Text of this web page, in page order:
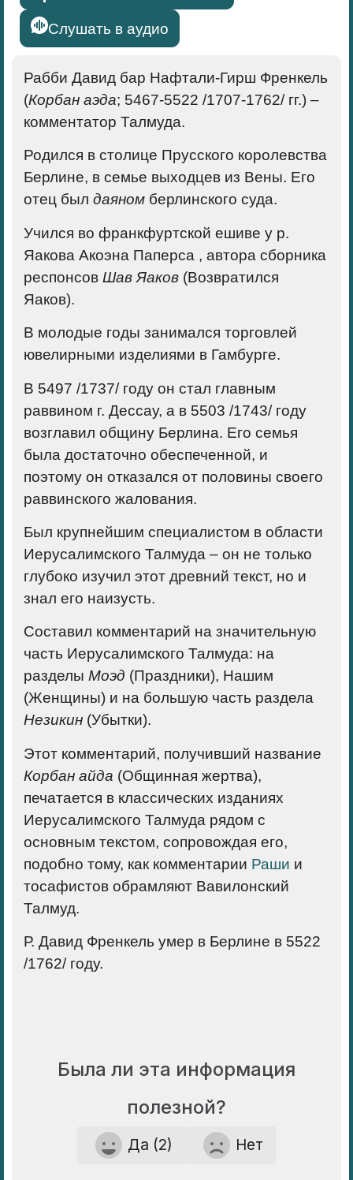
Слушать в аудио
Рабби Давид бар Нафтали-Гирш Френкель
(Корбан аэда; 5467-5522 /1707-1762/ гг.) –
комментатор Талмуда.
Родился в столице Прусского королевства
Берлине, в семье выходцев из Вены. Его
отец был даяном берлинского суда.
Учился во франкфуртской ешиве у р.
Яакова Акоэна Паперса , автора сборника
респонсов Шав Яаков (Возвратился
Яаков).
В молодые годы занимался торговлей
ювелирными изделиями в Гамбурге.
В 5497 /1737/ году он стал главным
раввином г. Дессау, а в 5503 /1743/ году
возглавил общину Берлина. Его семья
была достаточно обеспеченной, и
поэтому он отказался от половины своего
раввинского жалования.
Был крупнейшим специалистом в области
Иерусалимского Талмуда – он не только
глубоко изучил этот древний текст, но и
знал его наизусть.
Составил комментарий на значительную
часть Иерусалимского Талмуда: на
разделы Моэд (Праздники), Нашим
(Женщины) и на большую часть раздела
Незикин (Убытки).
Этот комментарий, получивший название
Корбан айда (Общинная жертва),
печатается в классических изданиях
Иерусалимского Талмуда рядом с
основным текстом, сопровождая его,
подобно тому, как комментарии Раши и
тосафистов обрамляют Вавилонский
Талмуд.
Р. Давид Френкель умер в Берлине в 5522
/1762/ году.
Была ли эта информация
полезной?
Да (2) Нет